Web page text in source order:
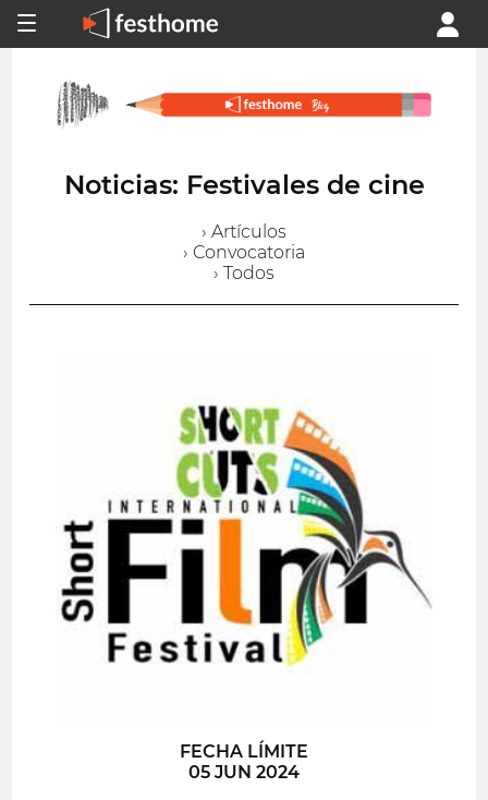
Noticias: Festivales de cine
› Artículos
› Convocatoria
› Todos
FECHA LÍMITE
05 JUN 2024